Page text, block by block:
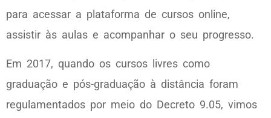
para acessar a plataforma de cursos online,
assistir às aulas e acompanhar o seu progresso.
Em 2017, quando os cursos livres como
graduação e pós-graduação à distância foram
regulamentados por meio do Decreto 9.05, vimos